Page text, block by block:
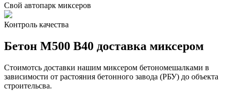
Свой автопарк миксеров
Контроль качества
Бетон М500 В40 доставка миксером
Стоимотсь доставки нашим миксером бетономешалками в
зависимости от растояния бетонного завода (РБУ) до объекта
строительсва.